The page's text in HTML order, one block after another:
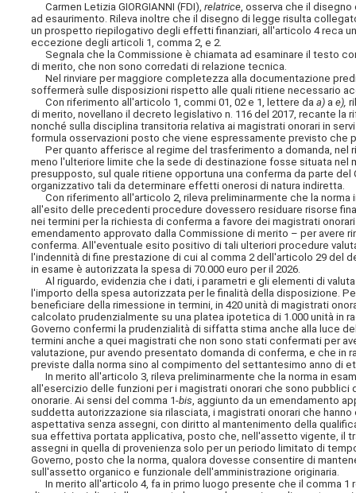
Carmen Letizia GIORGIANNI (FDI),relatrice, osserva che il
ad esaurimento. Rileva inoltre che il disegno di legge risulta
un prospetto riepilogativo degli effetti finanziari, all'articolo 4 reca
eccezione degli articoli 1, comma 2, e 2.
Segnala che la Commissione è chiamata ad esaminare il testo
di merito, che non sono corredati di relazione tecnica.
Nel rinviare per maggiore completezza alla documentazione
soffermerà sulle disposizioni rispetto alle quali ritiene necessario
Con riferimento all'articolo 1, commi 01, 02 e 1, lettere daa) ae),
di merito, novellano il decreto legislativo n. 116 del 2017, recante
nonché sulla disciplina transitoria relativa ai magistrati onorari in
formula osservazioni posto che viene espressamente previsto
Per quanto afferisce al regime del trasferimento a domanda, nel
meno l'ulteriore limite che la sede di destinazione fosse situata
presupposto, sul quale ritiene opportuna una conferma da parte
organizzativo tali da determinare effetti onerosi di natura indiretta.
Con riferimento all'articolo 2, rileva preliminarmente che la
all'esito delle precedenti procedure dovessero residuare risorse
nei termini per la richiesta di conferma a favore dei magistrati
emendamento approvato dalla Commissione di merito – per avere
conferma. All'eventuale esito positivo di tali ulteriori procedure
l'indennità di fine prestazione di cui al comma 2 dell'articolo 29 del
in esame è autorizzata la spesa di 70.000 euro per il 2026.
Al riguardo, evidenzia che i dati, i parametri e gli elementi di
l'importo della spesa autorizzata per le finalità della disposizione.
beneficiare della rimessione in termini, in 420 unità di magistrati
calcolato prudenzialmente su una platea ipotetica di 1.000 unità in
Governo confermi la prudenzialità di siffatta stima anche alla luce
termini anche a quei magistrati che non sono stati confermati per
valutazione, pur avendo presentato domanda di conferma, e che
previste dalla norma sino al compimento del settantesimo anno di
In merito all'articolo 3, rileva preliminarmente che la norma in
all'esercizio delle funzioni per i magistrati onorari che sono
onorarie. Ai sensi del comma 1-bis, aggiunto da un emendamento
suddetta autorizzazione sia rilasciata, i magistrati onorari che
aspettativa senza assegni, con diritto al mantenimento della
sua effettiva portata applicativa, posto che, nell'assetto vigente, il
assegni in quella di provenienza solo per un periodo limitato di
Governo, posto che la norma, qualora dovesse consentire di
sull'assetto organico e funzionale dell'amministrazione originaria.
In merito all'articolo 4, fa in primo luogo presente che il comma 1